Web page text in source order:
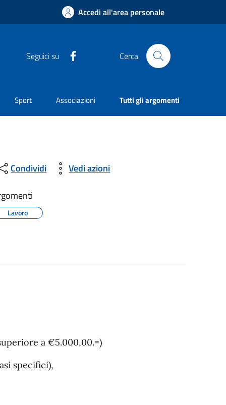
Accedi all'area personale
Seguici su Cerca
Sport Associazioni Tutti gli argomenti
Condividi
Vedi azioni
Lavoro
a €5.000,00.=)
specifici),